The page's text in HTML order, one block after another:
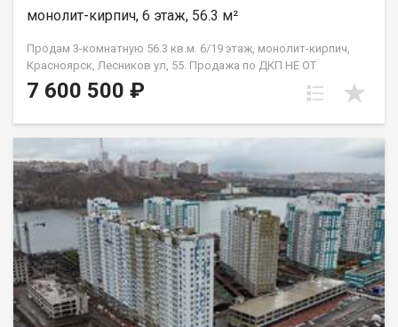
монолит-кирпич, 6 этаж, 56.3 м²
Продам 3-комнатную 56.3 кв.м. 6/19 этаж, монолит-кирпич,
Красноярск, Лесников ул, 55. Продажа по ДКП НЕ ОТ
ЗАСТРОЙЩИКА
7 600 500 ₽